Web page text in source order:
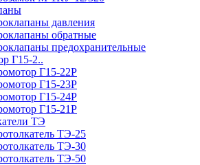
давления
обратные
предохранительные
Г15-2..
Г15-22Р
Г15-23Р
Г15-24Р
Г15-21Р
ТЭ
ТЭ-25
ТЭ-30
ТЭ-50